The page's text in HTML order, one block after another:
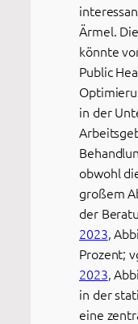
Ärmel.
könnte
Public
in der
obwohl
großem
der
2023,
Prozent;
2023,
in der
eine